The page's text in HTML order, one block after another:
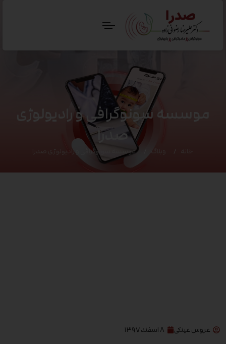
موسسه سونوگرافی و رادیولوژی
صدرا
وبلاگ موسسه سونوگرافی و رادیولوژی صدرا
عروس عینکی ۸ اسفند ۱۳۹۷